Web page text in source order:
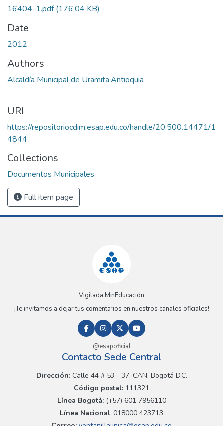
16404-1.pdf(176.04 KB)
Date
2012
Authors
Alcaldía Municipal de Uramita Antioquia
URI
https://repositoriocdim.esap.edu.co/handle/20.500.14471/1
4844
Collections
Documentos Municipales
Full item page
Vigilada MinEducación
¡Te invitamos a dejar tus comentarios en nuestros canales oficiales!
@esapoficial
Contacto Sede Central
Dirección:Calle 44 # 53 - 37, CAN, Bogotá D.C.
Código postal: 111321
Línea Bogotá:(+57) 601 7956110
Línea Nacional: 018000 423713